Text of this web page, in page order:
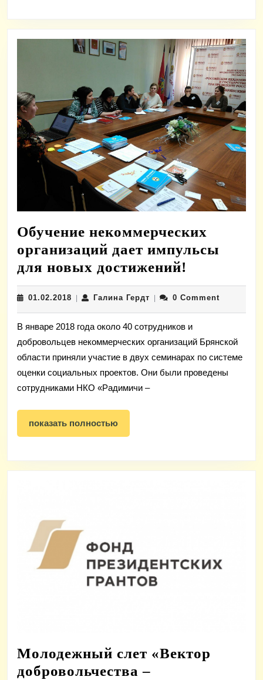
Чернобыля»
Обучение некоммерческих
организаций дает импульсы
для новых достижений!
импульсы
для
новых
01.02.2018 01.02.2018
| Галина ГердтГалина
| 0 Comment
В январе 2018 года около 40 сотрудников и
добровольцев некоммерческих организаций Брянской
области приняли участие в двух семинарах по системе
оценки социальных проектов. Они были проведены
сотрудниками НКО «Радимичи –
показать полностьюпоказать
полностью
Молодежный слет «Вектор
добровольчества –